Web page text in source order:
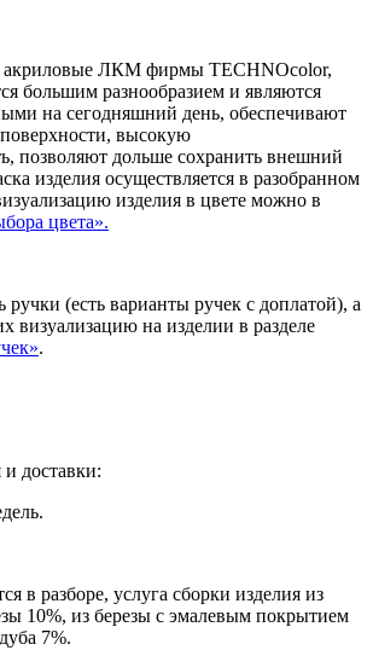
акриловые ЛКМ фирмы TECHNOcolor,
большим разнообразием и являются
на сегодняшний день, обеспечивают
высокую
позволяют дольше сохранить внешний
изделия осуществляется в разобранном
изделия в цвете можно в
цвета».
(есть варианты ручек с доплатой), а
визуализацию на изделии в разделе
.
доставки:
в разборе, услуга сборки изделия из
10%, из березы с эмалевым покрытием
7%.